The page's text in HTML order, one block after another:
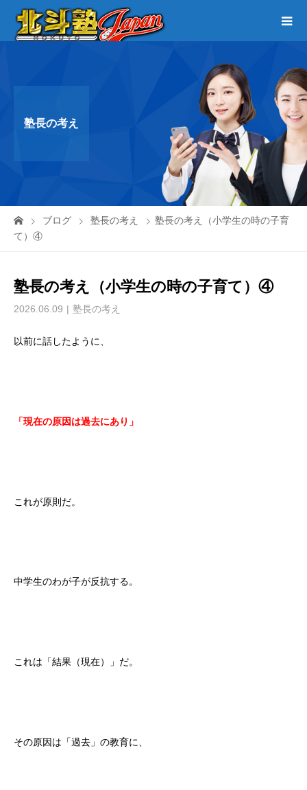
塾長の考え
ブログ 塾長の考え
塾長の考え（小学生の時の子育
て）④
塾長の考え（小学生の時の子育て）④
2026.06.09 塾長の考え
以前に話したように、
「現在の原因は過去にあり」
これが原則だ。
中学生のわが子が反抗する。
これは「結果（現在）」だ。
その原因は「過去」の教育に、